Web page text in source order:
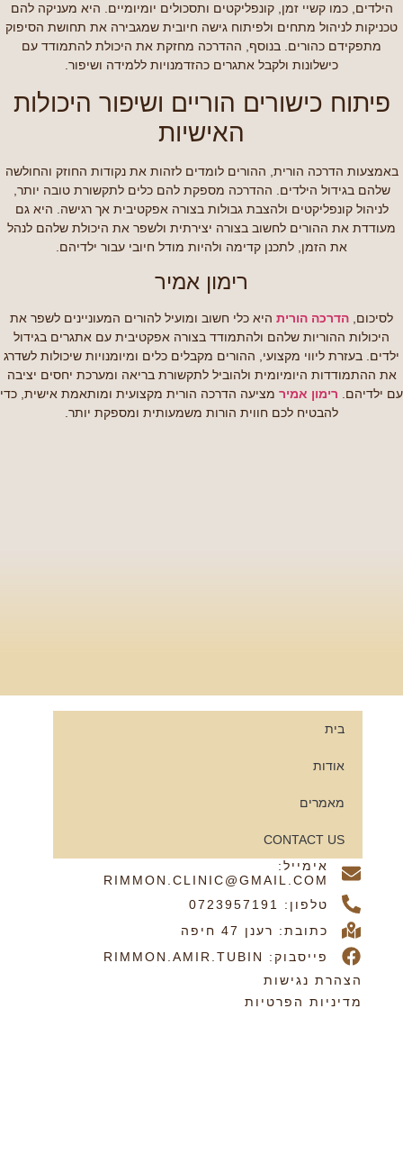
הילדים, כמו קשיי זמן, קונפליקטים ותסכולים יומיומיים. היא מעניקה להם
טכניקות לניהול מתחים ולפיתוח גישה חיובית שמגבירה את תחושת הסיפוק
מתפקידם כהורים. בנוסף, ההדרכה מחזקת את היכולת להתמודד עם
כישלונות ולקבל אתגרים כהזדמנויות ללמידה ושיפור.
פיתוח כישורים הוריים ושיפור היכולות
האישיות
באמצעות הדרכה הורית, ההורים לומדים לזהות את נקודות החוזק והחולשה
שלהם בגידול הילדים. ההדרכה מספקת להם כלים לתקשורת טובה יותר,
לניהול קונפליקטים ולהצבת גבולות בצורה אפקטיבית אך רגישה. היא גם
מעודדת את ההורים לחשוב בצורה יצירתית ולשפר את היכולת שלהם לנהל
את הזמן, לתכנן קדימה ולהיות מודל חיובי עבור ילדיהם.
רימון אמיר
לסיכום, הדרכה הורית היא כלי חשוב ומועיל להורים המעוניינים לשפר את
היכולות ההוריות שלהם ולהתמודד בצורה אפקטיבית עם אתגרים בגידול
ילדים. בעזרת ליווי מקצועי, ההורים מקבלים כלים ומיומנויות שיכולות לשדרג
את ההתמודדות היומיומית ולהוביל לתקשורת בריאה ומערכת יחסים יציבה
עם ילדיהם. רימון אמיר מציעה הדרכה הורית מקצועית ומותאמת אישית, כדי
להבטיח לכם חווית הורות משמעותית ומספקת יותר.
בית
אודות
מאמרים
CONTACT US
אימייל:
RIMMON.CLINIC@GMAIL.COM
טלפון: 0723957191
כתובת: רענן 47 חיפה
פייסבוק: RIMMON.AMIR.TUBIN
הצהרת נגישות
מדיניות הפרטיות